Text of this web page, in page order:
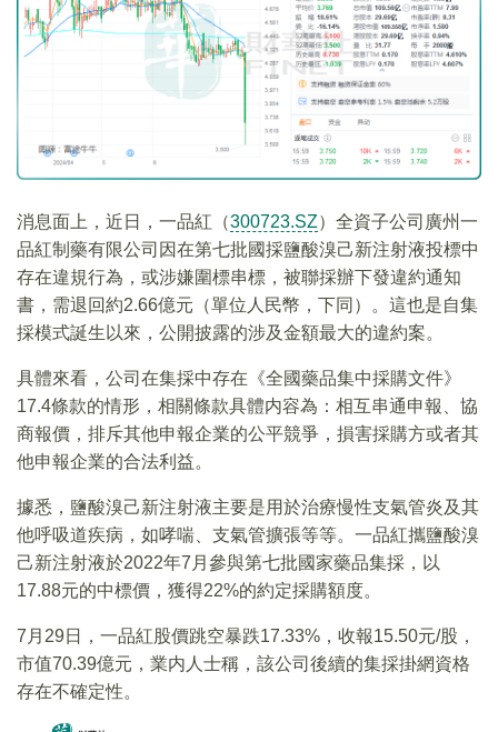
消息面上，近日，一品紅（300723.SZ）全資子公司廣州一
品紅制藥有限公司因在第七批國採鹽酸溴己新注射液投標中
存在違規行為，或涉嫌圍標串標，被聯採辦下發違約通知
書，需退回約2.66億元（單位人民幣，下同）。這也是自集
採模式誕生以來，公開披露的涉及金額最大的違約案。
具體來看，公司在集採中存在《全國藥品集中採購文件》
17.4條款的情形，相關條款具體内容為：相互串通申報、協
商報價，排斥其他申報企業的公平競爭，損害採購方或者其
他申報企業的合法利益。
據悉，鹽酸溴己新注射液主要是用於治療慢性支氣管炎及其
他呼吸道疾病，如哮喘、支氣管擴張等等。一品紅攜鹽酸溴
己新注射液於2022年7月參與第七批國家藥品集採，以
17.88元的中標價，獲得22%的約定採購額度。
7月29日，一品紅股價跳空暴跌17.33%，收報15.50元/股，
市值70.39億元，業内人士稱，該公司後續的集採掛網資格
存在不確定性。